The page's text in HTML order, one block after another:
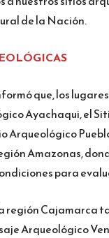
de la Nación.
que, los
Ayachaqui, el
Arqueológico
Amazonas,
para
región Cajamarca
Arqueológico